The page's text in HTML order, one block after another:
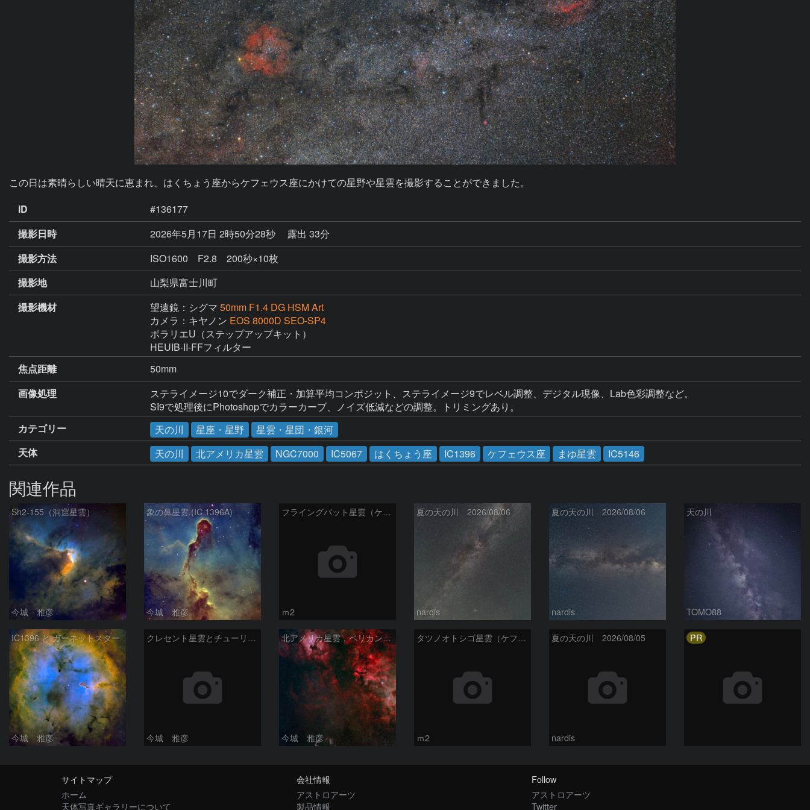
この日は素晴らしい晴天に恵まれ、はくちょう座からケフェウス座にかけての星野や星雲を撮影することができました。
ID
#136177
撮影日時
2026年5月17日 2時50分28秒
露出 33分
撮影方法
ISO1600 F2.8 200秒×10枚
撮影地
山梨県富士川町
撮影機材
望遠鏡：シグマ 50mm F1.4 DG HSM Art
カメラ：キヤノン EOS 8000D SEO-SP4
ポラリエU（ステップアップキット）
HEUIB-II-FFフィルター
焦点距離
50mm
画像処理
ステライメージ10でダーク補正・加算平均コンポジット、ステライメージ9でレベル調整、デジタル現像、Lab色彩調整など。
SI9で処理後にPhotoshopでカラーカーブ、ノイズ低減などの調整。トリミングあり。
カテゴリー
天の川 星座・星野
星雲・星団・銀河
天体
天の川 北アメリカ星雲 NGC7000 IC5067 はくちょう座 IC1396 ケフェウス座 まゆ星雲 IC5146
関連作品
Sh2-155（洞窟星雲）
今城 雅彦
象の鼻星雲 (IC 1396A)
今城 雅彦
フライングバット星雲（ケフェウス座）
ｍ2
夏の天の川 2026/08/06
nardis
夏の天の川 2026/08/06
nardis
天の川
TOMO88
IC1396 と ガーネットスター
今城 雅彦
クレセント星雲とチューリップ星雲の真ん中あたりにある星雲 NGC6883 ???
今城 雅彦
北アメリカ星雲，ペリカン星雲，サドル付近，クレセント星雲，網状星雲・・・etc
今城 雅彦
タツノオトシゴ星雲（ケフェウス座）
ｍ2
夏の天の川 2026/08/05
nardis
PR
サイトマップ
ホーム
天体写真ギャラリーについて
会社情報
アストロアーツ
製品情報
Follow
アストロアーツ
Twitter